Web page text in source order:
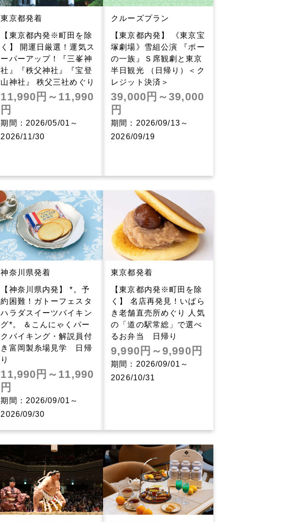
東京都発着
【東京都内発※町田を除
く】 開運日厳選！運気ス
ーパーアップ！『三峯神
社』『秩父神社』『宝登
山神社』 秩父三社めぐり
11,990円～11,990
円
期間：2026/05/01～
2026/11/30
クルーズプラン
【東京都内発】 《東京宝
塚劇場》雪組公演 『ポー
の一族』Ｓ席観劇と東京
半日観光 （日帰り）＜ク
レジット決済＞
39,000円～39,000
円
期間：2026/09/13～
2026/09/19
神奈川県発着
【神奈川県内発】 *。予
約困難！ガトーフェスタ
ハラダスイーツバイキン
グ*。 ＆こんにゃくパー
クバイキング・解説員付
き富岡製糸場見学 日帰
り
11,990円～11,990
円
期間：2026/09/01～
2026/09/30
東京都発着
【東京都内発※町田を除
く】 名店再発見！いばら
き老舗直売所めぐり 人気
の「道の駅常総」で選べ
るお弁当 日帰り
9,990円～9,990円
期間：2026/09/01～
2026/10/31